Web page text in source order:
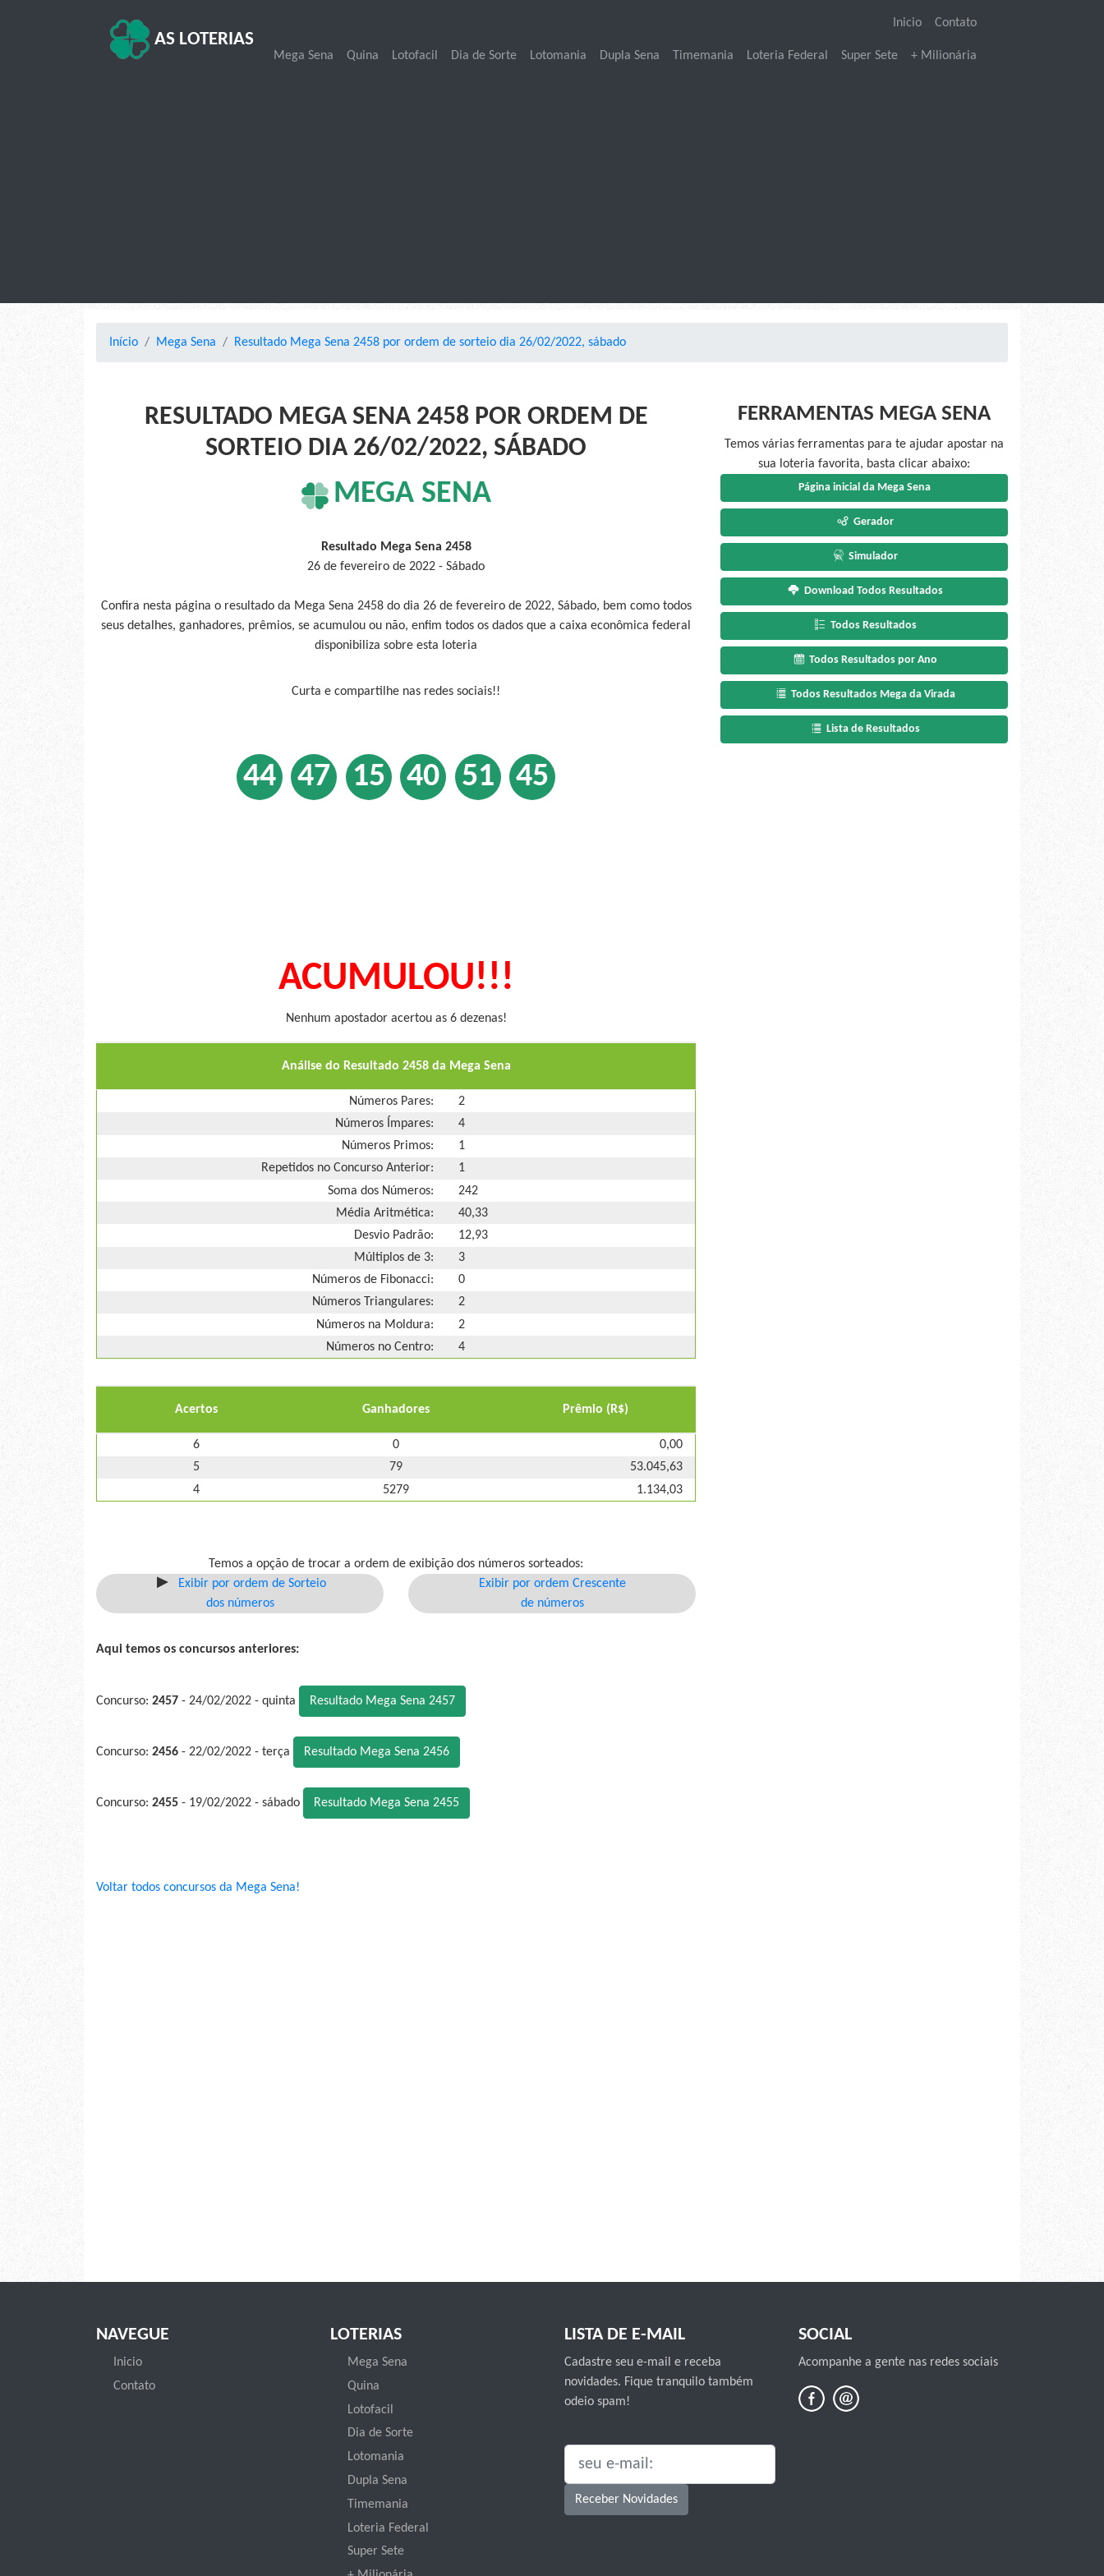
AS LOTERIAS
Inicio Contato
Mega Sena Quina Lotofacil Dia de Sorte Lotomania Dupla Sena Timemania Loteria Federal Super Sete + Milionária
Início Mega Sena Resultado Mega Sena 2458 por ordem de sorteio dia 26/02/2022, sábado
RESULTADO MEGA SENA 2458 POR ORDEM DE
SORTEIO DIA 26/02/2022, SÁBADO
MEGA SENA
Resultado Mega Sena 2458
26 de fevereiro de 2022 - Sábado
Confira nesta página o resultado da Mega Sena 2458 do dia 26 de fevereiro de 2022, Sábado, bem como todos
seus detalhes, ganhadores, prêmios, se acumulou ou não, enfim todos os dados que a caixa econômica federal
disponibiliza sobre esta loteria
Curta e compartilhe nas redes sociais!!
44 47 15 40 51 45
ACUMULOU!!!
Nenhum apostador acertou as 6 dezenas!
Análise do Resultado 2458 da Mega Sena
Números Pares:
2
Números Ímpares:
4
Números Primos:
1
Repetidos no Concurso Anterior:
1
Soma dos Números:
242
Média Aritmética:
40,33
Desvio Padrão:
12,93
Múltiplos de 3:
3
Números de Fibonacci:
0
Números Triangulares:
2
Números na Moldura:
2
Números no Centro:
4
Acertos Ganhadores Prêmio (R$)
6 0
0,00
5
79
53.045,63
4
5279 1.134,03
Temos a opção de trocar a ordem de exibição dos números sorteados:
Exibir por ordem de Sorteio
dos números
Exibir por ordem Crescente
de números
Aqui temos os concursos anteriores:
Concurso: 2457 - 24/02/2022 - quinta Resultado Mega Sena 2457
Concurso: 2456 - 22/02/2022 - terça Resultado Mega Sena 2456
Concurso: 2455 - 19/02/2022 - sábado Resultado Mega Sena 2455
Voltar todos concursos da Mega Sena!
FERRAMENTAS MEGA SENA
Temos várias ferramentas para te ajudar apostar na
sua loteria favorita, basta clicar abaixo:
Página inicial da Mega Sena
Gerador
Simulador
Download Todos Resultados
Todos Resultados
Todos Resultados por Ano
Todos Resultados Mega da Virada
Lista de Resultados
NAVEGUE
Inicio
Contato
LOTERIAS
Mega Sena
Quina
Lotofacil
Dia de Sorte
Lotomania
Dupla Sena
Timemania
Loteria Federal
Super Sete
LISTA DE E-MAIL
Cadastre seu e-mail e receba
novidades. Fique tranquilo também
odeio spam!
SEU E-MAIL:
Receber Novidades
SOCIAL
Acompanhe a gente nas redes sociais